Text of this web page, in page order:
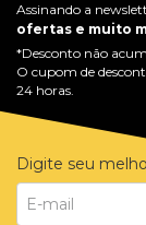
Assinando a
ofertas e muito
*Desconto não
O cupom de
24 horas.
Digite seu